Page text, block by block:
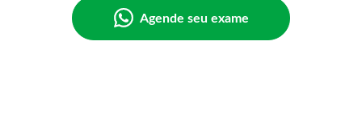
Agende seu exame